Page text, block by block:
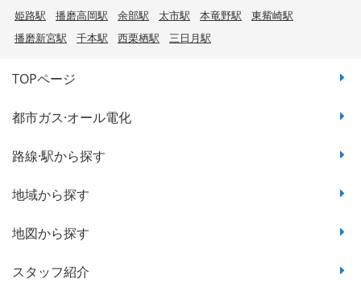
姫路駅 播磨高岡駅 余部駅 太市駅 本竜野駅
東觜崎駅
播磨新宮駅
千本駅 西栗栖駅 三日月駅
TOPページ
都市ガス·オール電化
路線·駅から探す
地域から探す
地図から探す
スタッフ紹介